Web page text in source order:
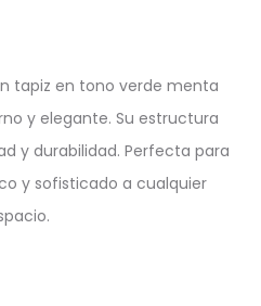
tapiz en tono verde menta
y elegante. Su estructura
y durabilidad. Perfecta para
y sofisticado a cualquier